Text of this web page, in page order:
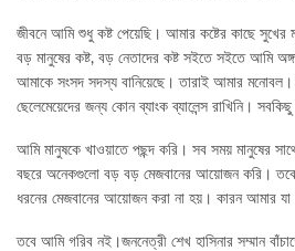
জীবনে আমি শুধু কষ্ট পেয়েছি। আমার কষ্টের কাছে সুখের
বড় মানুষের কষ্ট, বড় নেতাদের কষ্ট সইতে সইতে আমি
আমাকে সংসদ সদস্য বানিয়েছে। তারাই আমার
ছেলেমেয়েদের জন্য কোন ব্যাংক ব্যালেন্স রাখিনি। সবকিছু
আমি মানুষকে খাওয়াতে পছন্দ করি। সব সময় মানুষের
বছরে অনেকগুলো বড় বড় মেজবানের আয়োজন করি।
ধরনের মেজবানের আয়োজন করা না হয়। কারন আমার
তবে আমি গরিব নই।জননেত্রী শেখ হাসিনার সম্মান